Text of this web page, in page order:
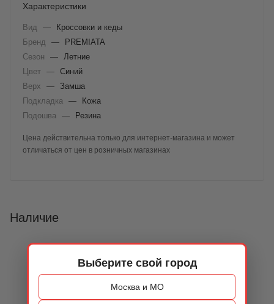
Выберите свой город
Москва и МО
Характеристики
Вид —
Кроссовки и кеды
Бренд
—
PREMIATA
Сезон
—
Летние
Цвет — Синий
Верх
— Замша
Подкладка
—
Кожа
Подошва
— Резина
Цена действительна только для интернет-магазина и может
отличаться от цен в розничных магазинах
Наличие